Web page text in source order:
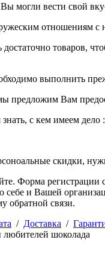
могли вести свой
отношениям с
достаточно
выполнить
предложим Вам
с кем имеем дело
скидки,
Форма регистрации
и Вашей
обратной связи.
/ Доставка /
любителей шоколада